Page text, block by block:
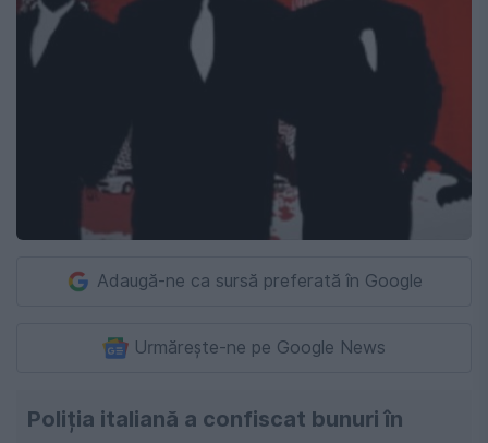
Adaugă-ne ca sursă preferată în Google
Urmărește-ne pe Google News
Poliția italiană a confiscat bunuri în